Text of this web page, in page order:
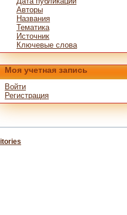
Авторы
Названия
Тематика
Источник
Ключевые слова
Моя учетная запись
Войти
Регистрация